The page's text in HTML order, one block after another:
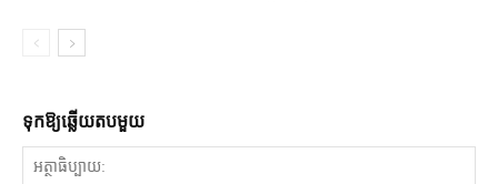
ទុក​ឱ្យ​ឆ្លើយ​តប​មួយ